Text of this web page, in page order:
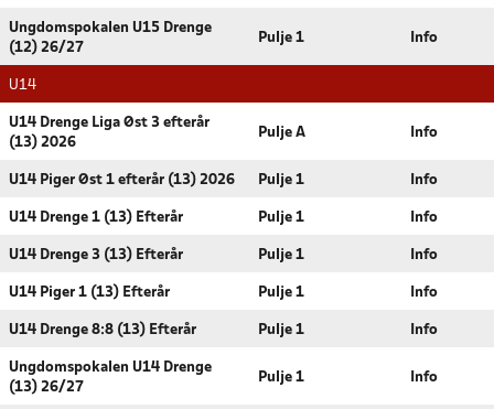
Ungdomspokalen U15 Drenge
(12) 26/27
Pulje 1 Info
U14
U14 Drenge Liga Øst 3 efterår
(13) 2026
Pulje A Info
U14 Piger Øst 1 efterår (13) 2026 Pulje 1 Info
U14 Drenge 1 (13) Efterår Pulje 1 Info
U14 Drenge 3 (13) Efterår Pulje 1 Info
U14 Piger 1 (13) Efterår Pulje 1 Info
U14 Drenge 8:8 (13) Efterår Pulje 1 Info
Ungdomspokalen U14 Drenge
(13) 26/27
Pulje 1 Info